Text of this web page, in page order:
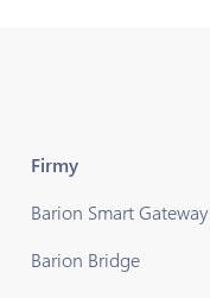
Firmy
Barion Smart Gateway
Barion Bridge